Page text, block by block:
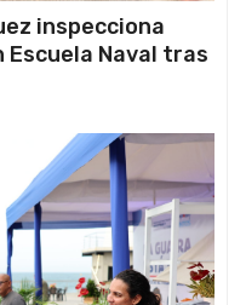
inspecciona
Naval tras
Guaira